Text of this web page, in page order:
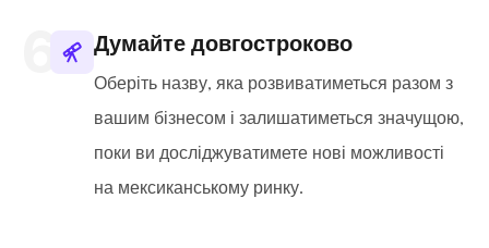
Думайте довгостроково
Оберіть назву, яка розвиватиметься разом з
вашим бізнесом і залишатиметься значущою,
поки ви досліджуватимете нові можливості
на мексиканському ринку.